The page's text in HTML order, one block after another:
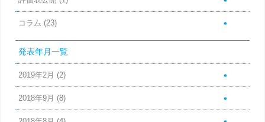
コラム (23)
発表年月一覧
2019年2月 (2)
2018年9月 (8)